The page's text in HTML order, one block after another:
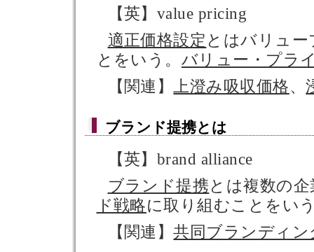
【英】value pricing
適正価格設定 とはバリュ
とをいう。 バリュー・プラ
【関連】上澄み吸収価格、
ブランド提携とは
【英】brand alliance
ブランド提携とは複数の
ド戦略に取り組むことをい
【関連】共同ブランディン